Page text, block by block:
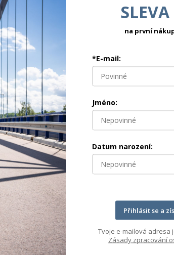
můžeš odvolat. Souhlas zpracováváme zejména
jeho odvoláním. Souhlas můžeš odvolat e-
uplatnit zasláním žádosti na adresu sídla
na první
*E-mail:
Jméno:
Datum narození:
Přihlásit se a
Tvoje e-mailová adresa
Zásady zpracování